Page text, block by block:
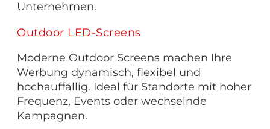
Unternehmen.
Outdoor LED-Screens
Moderne Outdoor Screens machen Ihre
Werbung dynamisch, flexibel und
hochauffällig. Ideal für Standorte mit hoher
Frequenz, Events oder wechselnde
Kampagnen.